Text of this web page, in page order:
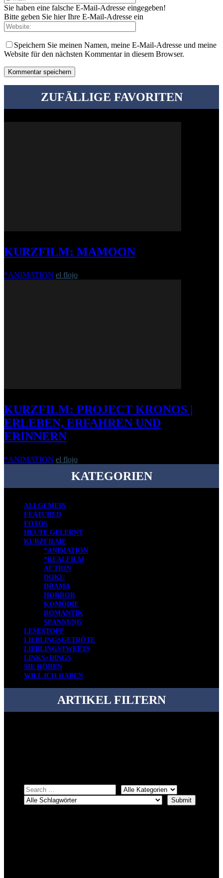
Sie haben eine falsche E-Mail-Adresse eingegeben!
Bitte geben Sie hier Ihre E-Mail-Adresse ein
Speichern Sie meinen Namen, meine E-Mail-Adresse und meine
Website für den nächsten Kommentar in diesem Browser.
ZUFÄLLIGE FAVORITEN
KURZFILM: MAMOON
*ANIMATION el flojo
KURZFILM: PROJECT KRONOS |
ERLEBEN, ERFAHREN UND
ERINNERN
*ANIMATION el flojo
KATEGORIEN
ALLGEMEIN
FEATURED
FOTOS
HEUTE GELERNT
KURZFILME
*ANIMATION
*REALFILM
ACTION
DOKU
DRAMA
HORROR
KOMÖDIE
ROMANTIK
SPANNUNG
LESESTOFF
LIEBLINGSGETRÖTE
LIEBLINGSTWEETS
LINKS+DINGS
SIE HÖREN
WILL ICH HABEN
ARTIKEL FILTERN